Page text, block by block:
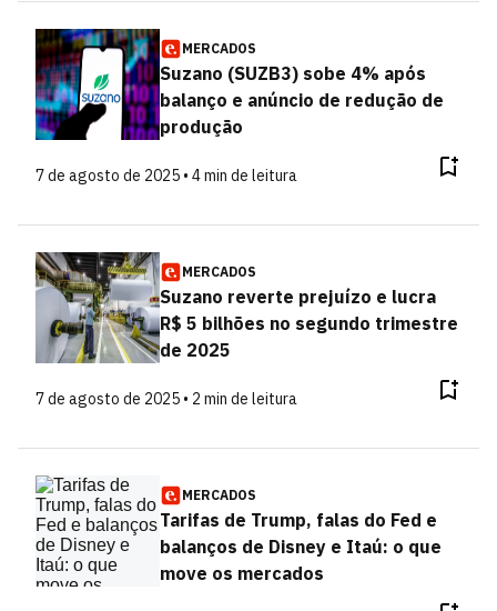
MERCADOS
Suzano (SUZB3) sobe 4% após
balanço e anúncio de redução de
produção
7 de agosto de 2025 • 4 min de leitura
MERCADOS
Suzano reverte prejuízo e lucra
R$ 5 bilhões no segundo trimestre
de 2025
7 de agosto de 2025 • 2 min de leitura
MERCADOS
Tarifas de Trump, falas do Fed e
balanços de Disney e Itaú: o que
move os mercados